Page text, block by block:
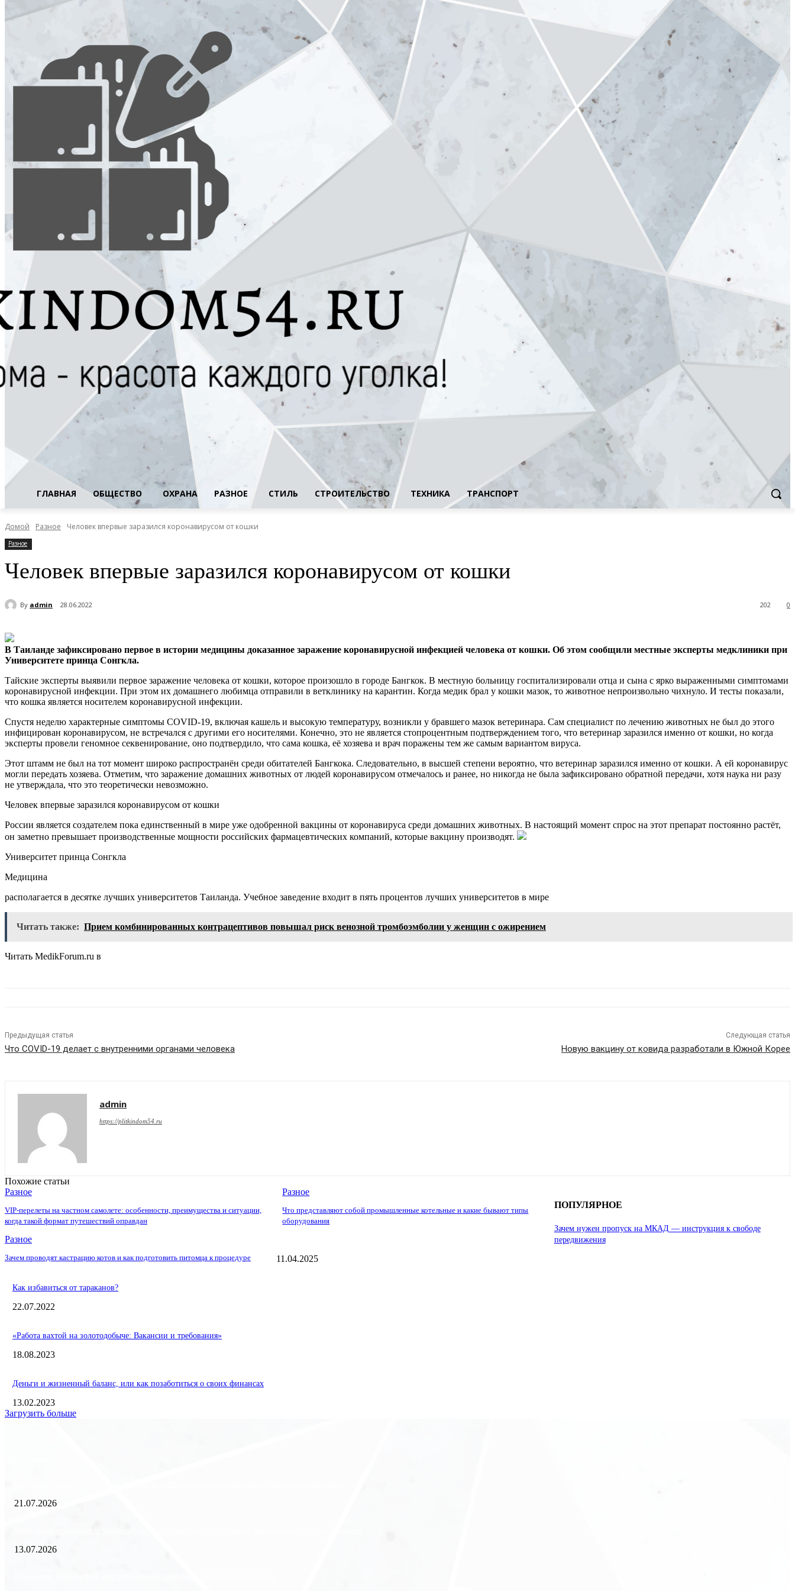
ГЛАВНАЯ ОБЩЕСТВО ОХРАНА РАЗНОЕ СТИЛЬ СТРОИТЕЛЬСТВО ТЕХНИКА ТРАНСПОРТ
Домой Разное Человек впервые заразился коронавирусом от кошки
Разное
Человек впервые заразился коронавирусом от кошки
By admin 28.06.2022 0
202
В Таиланде зафиксировано первое в истории медицины доказанное заражение коронавирусной инфекцией человека от кошки. Об этом сообщили местные эксперты медклиники при
Университете принца Сонгкла.
Тайские эксперты выявили первое заражение человека от кошки, которое произошло в городе Бангкок. В местную больницу госпитализировали отца и сына с ярко выраженными симптомами
коронавирусной инфекции. При этом их домашнего любимца отправили в ветклинику на карантин. Когда медик брал у кошки мазок, то животное непроизвольно чихнуло. И тесты показали,
что кошка является носителем коронавирусной инфекции.
Спустя неделю характерные симптомы COVID-19, включая кашель и высокую температуру, возникли у бравшего мазок ветеринара. Сам специалист по лечению животных не был до этого
инфицирован коронавирусом, не встречался с другими его носителями. Конечно, это не является стопроцентным подтверждением того, что ветеринар заразился именно от кошки, но когда
эксперты провели геномное секвенирование, оно подтвердило, что сама кошка, её хозяева и врач поражены тем же самым вариантом вируса.
Этот штамм не был на тот момент широко распространён среди обитателей Бангкока. Следовательно, в высшей степени вероятно, что ветеринар заразился именно от кошки. А ей коронавирус
могли передать хозяева. Отметим, что заражение домашних животных от людей коронавирусом отмечалось и ранее, но никогда не была зафиксировано обратной передачи, хотя наука ни разу
не утверждала, что это теоретически невозможно.
Человек впервые заразился коронавирусом от кошки
России является создателем пока единственный в мире уже одобренной вакцины от коронавируса среди домашних животных. В настоящий момент спрос на этот препарат постоянно растёт,
он заметно превышает производственные мощности российских фармацевтических компаний, которые вакцину производят.
Университет принца Сонгкла
Медицина
располагается в десятке лучших университетов Таиланда. Учебное заведение входит в пять процентов лучших университетов в мире
Читать также: Прием комбинированных контрацептивов повышал риск венозной тромбоэмболии у женщин с ожирением
Читать MedikForum.ru в
Предыдущая статья
Что COVID-19 делает с внутренними органами человека
Следующая статья
Новую вакцину от ковида разработали в Южной Корее
admin
https://plitkindom54.ru
Похожие статьи
Разное
VIP-перелеты на частном самолете: особенности, преимущества и ситуации,
когда такой формат путешествий оправдан
Разное
Что представляют собой промышленные котельные и какие бывают типы
оборудования
Разное
Зачем проводят кастрацию котов и как подготовить питомца к процедуре
ПОПУЛЯРНОЕ
Зачем нужен пропуск на МКАД — инструкция к свободе
передвижения
11.04.2025
Как избавиться от тараканов?
22.07.2022
«Работа вахтой на золотодобыче: Вакансии и требования»
18.08.2023
Деньги и жизненный баланс, или как позаботиться о своих финансах
13.02.2023
Загрузить больше
21.07.2026
13.07.2026